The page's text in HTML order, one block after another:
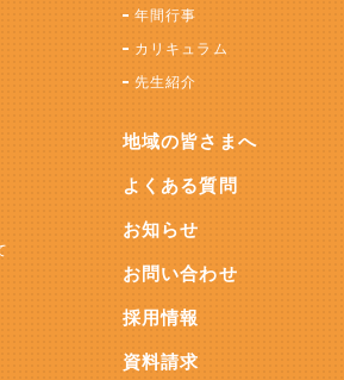
年間行事
カリキュラム
先生紹介
地域の皆さまへ
よくある質問
お知らせ
お問い合わせ
採用情報
資料請求